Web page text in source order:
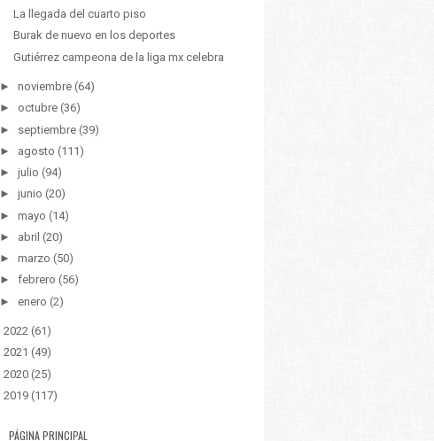
La llegada del cuarto piso
Burak de nuevo en los deportes
Gutiérrez campeona de la liga mx celebra
► noviembre (64)
► octubre (36)
► septiembre (39)
► agosto (111)
► julio (94)
► junio (20)
► mayo (14)
► abril (20)
► marzo (50)
► febrero (56)
► enero (2)
2022 (61)
2021 (49)
2020 (25)
2019 (117)
PÁGINA PRINCIPAL